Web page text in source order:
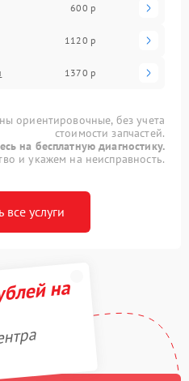
600 р
1120 р
1370 р
ориентировочные, без учета
стоимости запчастей.
на бесплатную диагностику.
и укажем на неисправность.
все услуги
на